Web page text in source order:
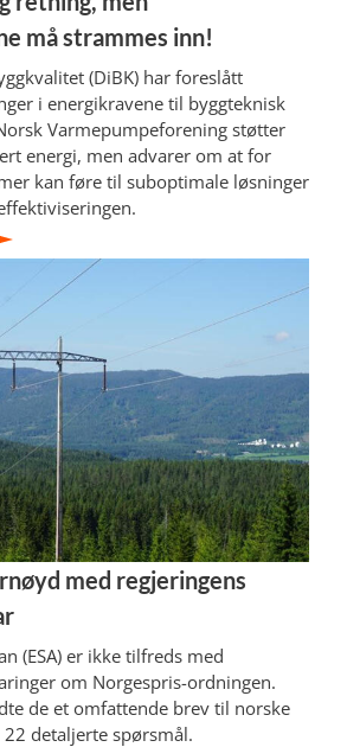
må strammes inn!
(DiBK) har foreslått
i energikravene til byggteknisk
Varmepumpeforening støtter
energi, men advarer om at for
kan føre til suboptimale løsninger
med regjeringens
(ESA) er ikke tilfreds med
om Norgespris-ordningen.
de et omfattende brev til norske
detaljerte spørsmål.